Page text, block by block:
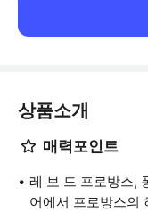
상품소개
매력포인트
레 보 드 프로방스,
어에서 프로방스의